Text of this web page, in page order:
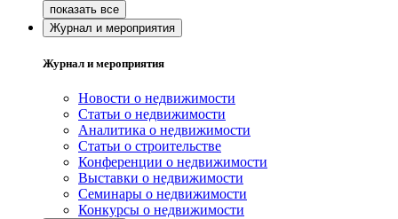
Журнал и мероприятия
Журнал и мероприятия
Новости о недвижимости
Статьи о недвижимости
Аналитика о недвижимости
Статьи о строительстве
Конференции о недвижимости
Выставки о недвижимости
Семинары о недвижимости
Конкурсы о недвижимости